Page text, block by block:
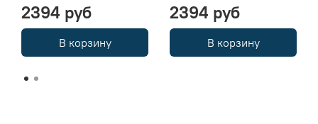
2394 руб
В корзину
2394 руб
В корзину